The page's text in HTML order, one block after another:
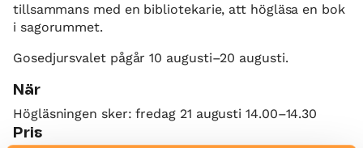
tillsammans med en bibliotekarie, att högläsa en bok
i sagorummet.
Gosedjursvalet pågår 10 augusti–20 augusti.
När
Högläsningen sker: fredag 21 augusti 14.00–14.30
Pris